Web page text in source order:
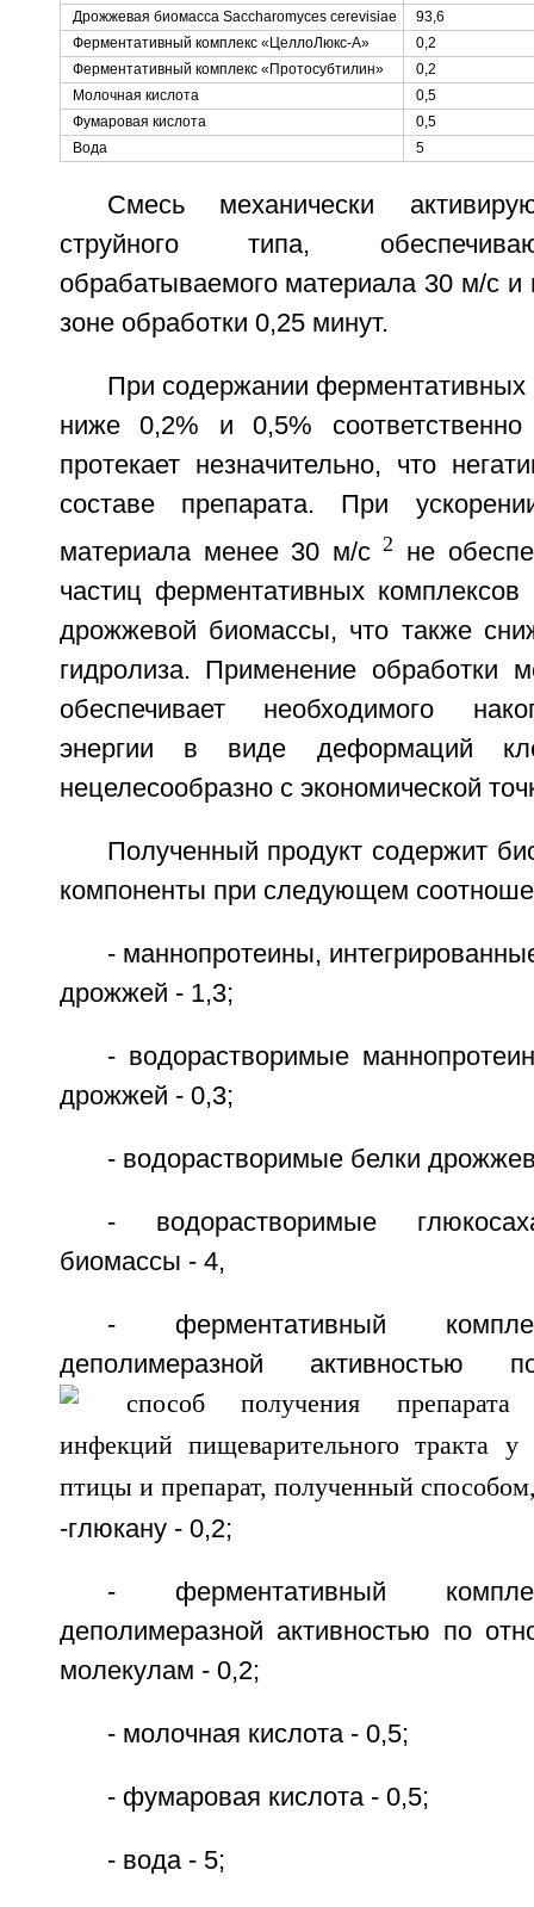
Дрожжевая биомасса Saccharomyces cerevisiae
93,6
Ферментативный комплекс «ЦеллоЛюкс-А»
0,2
Ферментативный комплекс «Протосубтилин»
0,2
Молочная кислота
0,5
Фумаровая кислота
0,5
Вода
5
Смесь механически
струйного типа,
обрабатываемого материала 30 м/с
зоне обработки 0,25 минут.
При содержании ферментативных
ниже 0,2% и 0,5% соответственно
протекает незначительно, что
составе препарата. При
материала менее 30 м/с 2
не
частиц ферментативных
дрожжевой биомассы, что также
гидролиза. Применение обработки
обеспечивает необходимого
энергии в виде деформаций
нецелесообразно с экономической
Полученный продукт содержит
компоненты при следующем
- маннопротеины,
дрожжей - 1,3;
- водорастворимые
дрожжей - 0,3;
- водорастворимые белки
- водорастворимые
биомассы - 4,
- ферментативный
деполимеразной
-глюкану - 0,2;
- ферментативный
деполимеразной активностью по
молекулам - 0,2;
- молочная кислота - 0,5;
- фумаровая кислота - 0,5;
- вода - 5;